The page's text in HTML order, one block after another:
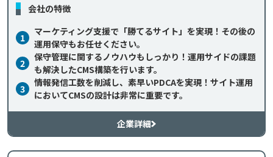
会社の特徴
1
マーケティング支援で「勝てるサイト」を実現！その後の
運用保守もお任せください。
2
保守管理に関するノウハウもしっかり！運用サイドの課題
も解決したCMS構築を行います。
3
情報発信工数を削減し、素早いPDCAを実現！サイト運用
においてCMSの設計は非常に重要です。
企業詳細